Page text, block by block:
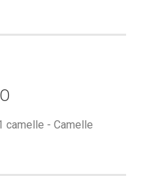
camelle - Camelle